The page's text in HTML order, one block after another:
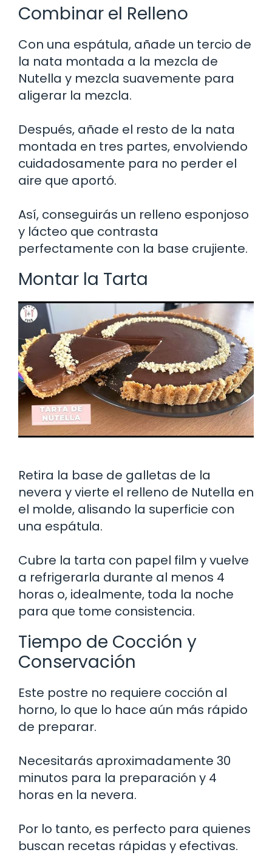
Combinar el Relleno
Con una espátula, añade un tercio de
la nata montada a la mezcla de
Nutella y mezcla suavemente para
aligerar la mezcla.
Después, añade el resto de la nata
montada en tres partes, envolviendo
cuidadosamente para no perder el
aire que aportó.
Así, conseguirás un relleno esponjoso
y lácteo que contrasta
perfectamente con la base crujiente.
Montar la Tarta
Retira la base de galletas de la
nevera y vierte el relleno de Nutella en
el molde, alisando la superficie con
una espátula.
Cubre la tarta con papel film y vuelve
a refrigerarla durante al menos 4
horas o, idealmente, toda la noche
para que tome consistencia.
Tiempo de Cocción y
Conservación
Este postre no requiere cocción al
horno, lo que lo hace aún más rápido
de preparar.
Necesitarás aproximadamente 30
minutos para la preparación y 4
horas en la nevera.
Por lo tanto, es perfecto para quienes
buscan recetas rápidas y efectivas.